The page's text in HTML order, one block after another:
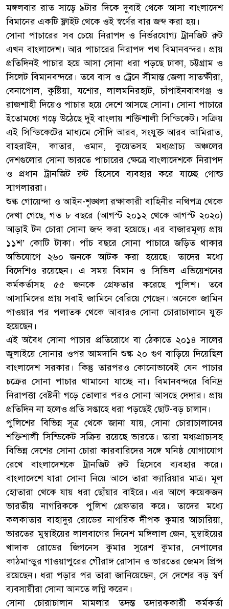
মঙ্গলবার রাত সাড়ে ৯টার দিকে দুবাই থেকে আসা বাংলাদেশ
বিমানের একটি ফ্লাইট থেকে ওই স্বর্ণের বার জব্দ করা হয়।
সোনা পাচারের সব চেয়ে নিরাপদ ও নির্ভরযোগ্য ট্রানজিট রুট
এখন বাংলাদেশ। আর পাচারের নিরাপদ পথ বিমানবন্দর। প্রায়
প্রতিদিনই পাচার হয়ে আসা সোনা ধরা পড়ছে ঢাকা, চট্টগ্রাম ও
সিলেট বিমানবন্দরে। তবে বাস ও ট্রেনে সীমান্ত জেলা সাতক্ষীরা,
বেনাপোল, কুষ্টিয়া, যশোর, লালমনিরহাট, চাঁপাইনবাবগঞ্জ ও
রাজশাহী দিয়েও পাচার হয়ে দেশে আসছে সোনা। সোনা পাচারে
ইতোমধ্যে গড়ে উঠেছে দুই বাংলায় শক্তিশালী সিন্ডিকেট। সক্রিয়
এই সিন্ডিকেটের মাধ্যমে সৌদি আরব, সংযুক্ত আরব আমিরাত,
বাহরাইন, কাতার, ওমান, কুয়েতসহ মধ্যপ্রাচ্য অঞ্চলের
দেশগুলোর সোনা ভারতে পাচারের ক্ষেত্রে বাংলাদেশকে নিরাপদ
ও প্রধান ট্রানজিট রুট হিসেবে ব্যবহার করে যাচ্ছে গোল্ড
স্মাগলাররা।
শুল্ক গোয়েন্দা ও আইন-শৃঙ্খলা রক্ষাকারী বাহিনীর নথিপত্র থেকে
দেখা গেছে, গত ৮ বছরে (আগস্ট ২০১২ থেকে আগস্ট ২০২০)
আড়াই টন চোরা সোনা জব্দ করা হয়েছে। এর বাজারমূল্য প্রায়
১১শ’ কোটি টাকা। পাঁচ বছরে সোনা পাচারে জড়িত থাকার
অভিযোগে ২৬০ জনকে আটক করা হয়েছে। তাদের মধ্যে
বিদেশিও রয়েছেন। এ সময় বিমান ও সিভিল এভিয়েশনের
কর্মকর্তাসহ ৫৫ জনকে গ্রেফতার করেছে পুলিশ। তবে
আসামিদের প্রায় সবাই জামিনে বেরিয়ে গেছেন। অনেকে জামিন
পাওয়ার পর পলাতক থেকে আবারও সোনা চোরাচালানে যুক্ত
হয়েছেন।
এই অবৈধ সোনা পাচার প্রতিরোধে বা ঠেকাতে ২০১৪ সালের
জুলাইয়ে সোনার ওপর আমদানি শুল্ক ২০ গুণ বাড়িয়ে দিয়েছিল
বাংলাদেশ সরকার। কিন্তু তারপরও কোনোভাবেই যেন পাচার
চক্রের সোনা পাচার থামানো যাচ্ছে না। বিমানবন্দরে বিনিদ্র
নিরাপত্তা বেষ্টনী গড়ে তোলার পরও সোনা আসছে দেদার। প্রায়
প্রতিদিন না হলেও প্রতি সপ্তাহে ধরা পড়ছেই ছোট-বড় চালান।
পুলিশের বিভিন্ন সূত্র থেকে জানা যায়, সোনা চোরাচালানের
শক্তিশালী সিন্ডিকেট সক্রিয় রয়েছে ভারতে। তারা মধ্যপ্রাচ্যসহ
বিভিন্ন দেশের সোনা চোরা কারবারিদের সঙ্গে ঘনিষ্ঠ যোগাযোগ
রেখে বাংলাদেশকে ট্রানজিট রুট হিসেবে ব্যবহার করে।
বাংলাদেশে যারা সোনা নিয়ে আসে তারা ক্যারিয়ার মাত্র। মূল
হোতারা থেকে যায় ধরা ছোঁয়ার বাইরে। এর আগে কয়েকজন
ভারতীয় নাগরিককে পুলিশ গ্রেফতার করে। তাদের মধ্যে
কলকাতার বাহাদুর রোডের নাগরিক দীপক কুমার আচারিয়া,
ভারতের মুম্বাইয়ের লালবাগের দিনেশ মঙ্গিলাল জেন, মুম্বাইয়ের
খাদাক রোডের জিগনেস কুমার সুরেশ কুমার, নেপালের
কাঠমান্ডুর গাওয়াপুরের গৌরাঙ্গ রোসান ও ভারতের জেমস প্রিন্স
রয়েছেন। ধরা পড়ার পর তারা জানিয়েছেন, সে দেশের বড় স্বর্ণ
ব্যবসায়ীরা সোনা আনতে লগ্নি করেন।
সোনা চোরাচালান মামলার তদন্ত তদারককারী কর্মকর্তা